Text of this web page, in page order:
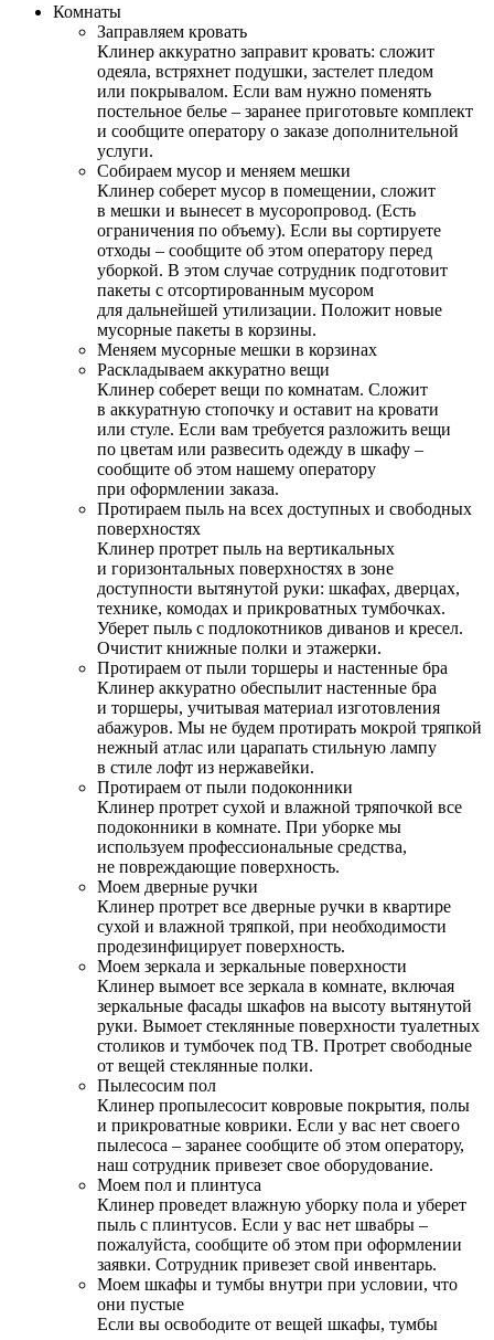
Комнаты
Заправляем кровать
Клинер аккуратно заправит кровать: сложит
одеяла, встряхнет подушки, застелет пледом
или покрывалом. Если вам нужно поменять
постельное белье – заранее приготовьте комплект
и сообщите оператору о заказе дополнительной
услуги.
Собираем мусор и меняем мешки
Клинер соберет мусор в помещении, сложит
в мешки и вынесет в мусоропровод. (Есть
ограничения по объему). Если вы сортируете
отходы – сообщите об этом оператору перед
уборкой. В этом случае сотрудник подготовит
пакеты с отсортированным мусором
для дальнейшей утилизации. Положит новые
мусорные пакеты в корзины.
Меняем мусорные мешки в корзинах
Раскладываем аккуратно вещи
Клинер соберет вещи по комнатам. Сложит
в аккуратную стопочку и оставит на кровати
или стуле. Если вам требуется разложить вещи
по цветам или развесить одежду в шкафу –
сообщите об этом нашему оператору
при оформлении заказа.
Протираем пыль на всех доступных и свободных
поверхностях
Клинер протрет пыль на вертикальных
и горизонтальных поверхностях в зоне
доступности вытянутой руки: шкафах, дверцах,
технике, комодах и прикроватных тумбочках.
Уберет пыль с подлокотников диванов и кресел.
Очистит книжные полки и этажерки.
Протираем от пыли торшеры и настенные бра
Клинер аккуратно обеспылит настенные бра
и торшеры, учитывая материал изготовления
абажуров. Мы не будем протирать мокрой тряпкой
нежный атлас или царапать стильную лампу
в стиле лофт из нержавейки.
Протираем от пыли подоконники
Клинер протрет сухой и влажной тряпочкой все
подоконники в комнате. При уборке мы
используем профессиональные средства,
не повреждающие поверхность.
Моем дверные ручки
Клинер протрет все дверные ручки в квартире
сухой и влажной тряпкой, при необходимости
продезинфицирует поверхность.
Моем зеркала и зеркальные поверхности
Клинер вымоет все зеркала в комнате, включая
зеркальные фасады шкафов на высоту вытянутой
руки. Вымоет стеклянные поверхности туалетных
столиков и тумбочек под ТВ. Протрет свободные
от вещей стеклянные полки.
Пылесосим пол
Клинер пропылесосит ковровые покрытия, полы
и прикроватные коврики. Если у вас нет своего
пылесоса – заранее сообщите об этом оператору,
наш сотрудник привезет свое оборудование.
Моем пол и плинтуса
Клинер проведет влажную уборку пола и уберет
пыль с плинтусов. Если у вас нет швабры –
пожалуйста, сообщите об этом при оформлении
заявки. Сотрудник привезет свой инвентарь.
Моем шкафы и тумбы внутри при условии, что
они пустые
Если вы освободите от вещей шкафы, тумбы